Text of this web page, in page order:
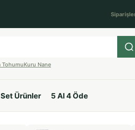
TohumuKuru Nane
Set Ürünler 5 Al 4 Öde